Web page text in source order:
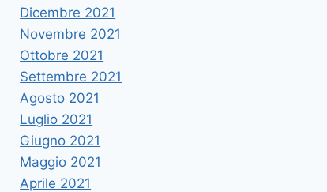
Dicembre 2021
Novembre 2021
Ottobre 2021
Settembre 2021
Agosto 2021
Luglio 2021
Giugno 2021
Maggio 2021
Aprile 2021